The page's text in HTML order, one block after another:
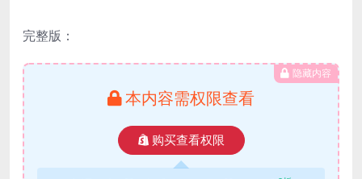
完整版：
隐藏内容
本内容需权限查看
购买查看权限